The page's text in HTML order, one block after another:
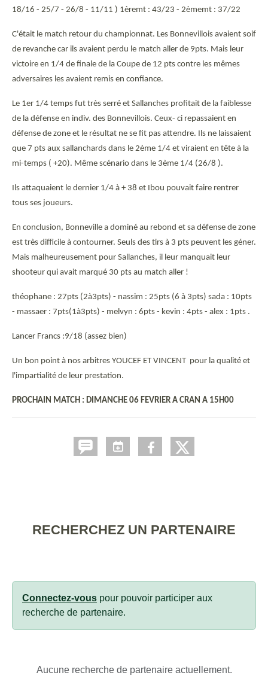
18/16 - 25/7 - 26/8 - 11/11 ) 1èremt : 43/23 - 2èmemt : 37/22
C'était le match retour du championnat. Les Bonnevillois avaient soif
de revanche car ils avaient perdu le match aller de 9pts. Mais leur
victoire en 1/4 de finale de la Coupe de 12 pts contre les mêmes
adversaires les avaient remis en confiance.
Le 1er 1/4 temps fut très serré et Sallanches profitait de la faiblesse
de la défense en indiv. des Bonnevillois. Ceux- ci repassaient en
défense de zone et le résultat ne se fit pas attendre. Ils ne laissaient
que 7 pts aux sallanchards dans le 2ème 1/4 et viraient en tête à la
mi-temps ( +20). Même scénario dans le 3ème 1/4 (26/8 ).
Ils attaquaient le dernier 1/4 à + 38 et Ibou pouvait faire rentrer
tous ses joueurs.
En conclusion, Bonneville a dominé au rebond et sa défense de zone
est très difficile à contourner. Seuls des tirs à 3 pts peuvent les géner.
Mais malheureusement pour Sallanches, il leur manquait leur
shooteur qui avait marqué 30 pts au match aller !
théophane : 27pts (2à3pts) - nassim : 25pts (6 à 3pts) sada : 10pts
- massaer : 7pts(1à3pts) - melvyn : 6pts - kevin : 4pts - alex : 1pts .
Lancer Francs :9/18 (assez bien)
Un bon point à nos arbitres YOUCEF ET VINCENT pour la qualité et
l'impartialité de leur prestation.
PROCHAIN MATCH : DIMANCHE 06 FEVRIER A CRAN A 15H00
RECHERCHEZ UN PARTENAIRE
Connectez-vous pour pouvoir participer aux
recherche de partenaire.
Aucune recherche de partenaire actuellement.